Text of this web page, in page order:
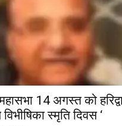
14 अगस्त को
स्मृति दिवस ‘